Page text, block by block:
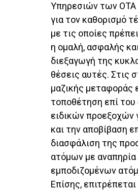
Υπηρεσιών των ΟΤΑ
για τον καθορισμό
με τις οποίες
η ομαλή, ασφαλής
διεξαγωγή της
θέσεις αυτές. Στις
μαζικής μεταφοράς
τοποθέτηση επί
ειδικών προεξοχών
και την αποβίβαση
διασφάλιση της
ατόμων με
εμποδιζομένων
Επίσης,